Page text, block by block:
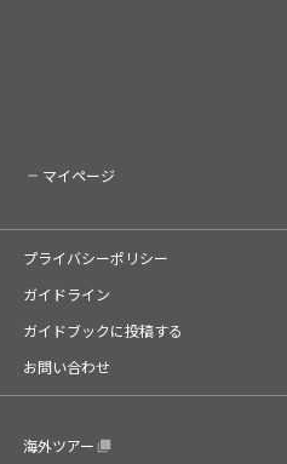
マイページ
プライバシーポリシー
ガイドライン
ガイドブックに投稿する
お問い合わせ
海外ツアー